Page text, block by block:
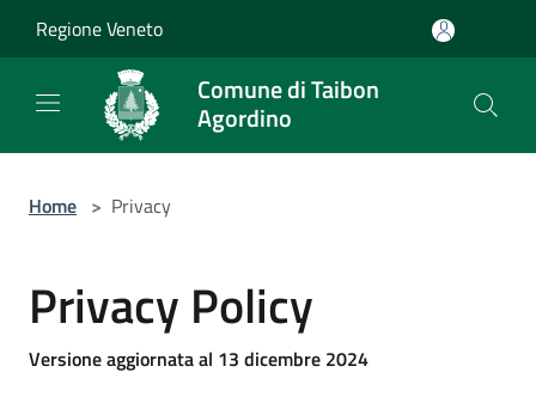
Regione Veneto
Comune di Taibon
Agordino
Home > Privacy
Privacy Policy
Versione aggiornata al 13 dicembre 2024